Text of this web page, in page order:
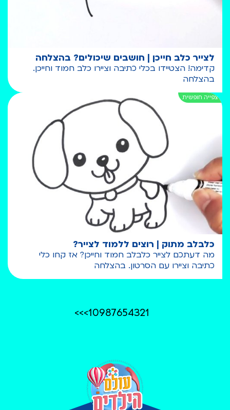
לצייר כלב חייכן | חושבים שיכולים? בהצלחה
קדימה! הצטיידו בכלי כתיבה וציירו כלב חמוד וחייכן.
בהצלחה
כלבלב מתוק | רוצים ללמוד לצייר?
מה דעתכם לצייר כלבלב חמוד וחייכן? אז קחו כלי
כתיבה וציירו עם הסרטון. בהצלחה
1
2
3
4
5
6
7
8
9
10
>
>>